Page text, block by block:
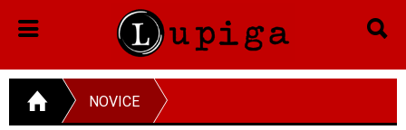
NOVICE